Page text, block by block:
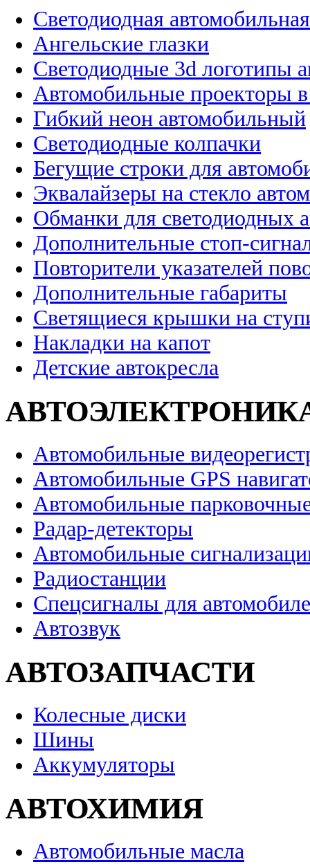
Светодиодная
Ангельские глазки
Светодиодные 3d логотипы
Автомобильные проекторы
Гибкий неон автомобильный
Светодиодные колпачки
Бегущие строки для
Эквалайзеры на стекло
Обманки для светодиодных
Дополнительные стоп-
Повторители указателей
Дополнительные габариты
Светящиеся крышки на
Накладки на капот
Детские автокресла
Автомобильные
Автомобильные GPS
Автомобильные
Радар-детекторы
Автомобильные
Радиостанции
Спецсигналы для
Автозвук
АВТОЗАПЧАСТИ
Колесные диски
Шины
Аккумуляторы
АВТОХИМИЯ
Автомобильные масла